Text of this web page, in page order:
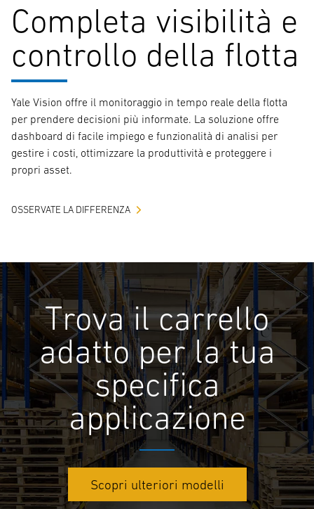
Completa visibilità e
controllo della flotta
Yale Vision offre il monitoraggio in tempo reale della flotta
per prendere decisioni più informate. La soluzione offre
dashboard di facile impiego e funzionalità di analisi per
gestire i costi, ottimizzare la produttività e proteggere i
propri asset.
OSSERVATE LA DIFFERENZA
Trova il carrello
adatto per la tua
specifica
applicazione
Scopri ulteriori modelli